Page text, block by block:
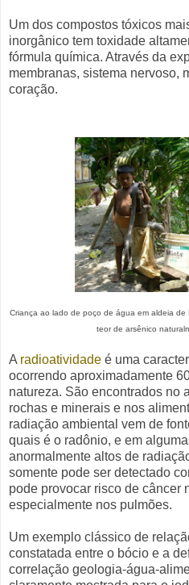
Um dos compostos tóxicos
inorgânico tem toxidade
fórmula química. Através da
membranas, sistema nervoso,
coração.
Criança ao lado de poço de água em aldeia
teor de arsênico
A radioatividade é uma
ocorrendo aproximadamente
natureza. São encontrados no
rochas e minerais e nos
radiação ambiental vem de
quais é o radônio, e em
anormalmente altos de
somente pode ser detectado
pode provocar risco de câncer
especialmente nos pulmões.
Um exemplo clássico de
constatada entre o bócio e a
correlação geologia-água-